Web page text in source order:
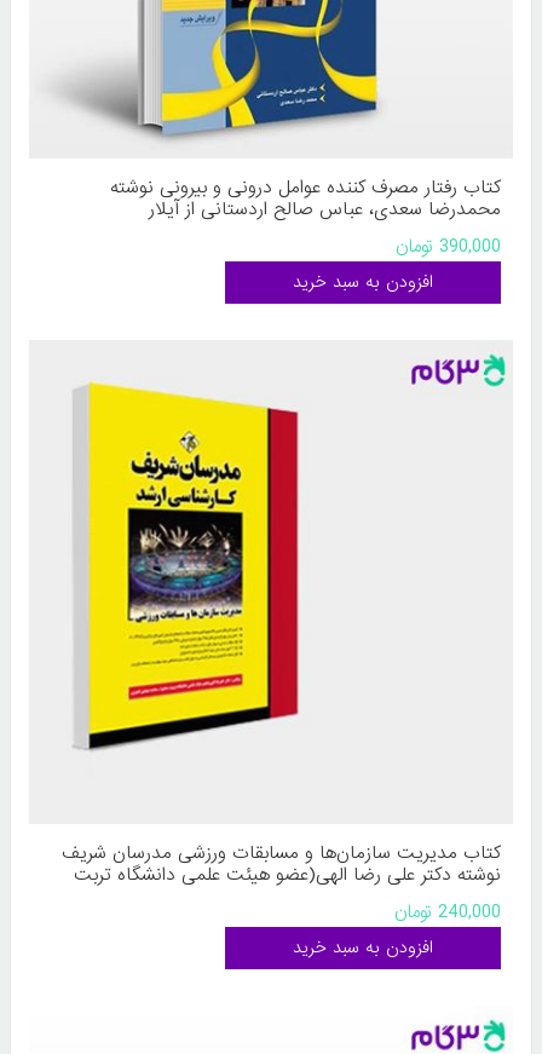
کتاب رفتار مصرف کننده عوامل درونی و بیرونی نوشته
محمدرضا سعدی، عباس صالح اردستانی از آیلار
390,000 تومان
کتاب مدیریت سازمان‌ها و مسابقات ورزشی مدرسان شریف
نوشته دکتر علی رضا الهی(عضو هیئت علمی دانشگاه تربت
معلم ) محمدمهدی قدیری
240,000 تومان